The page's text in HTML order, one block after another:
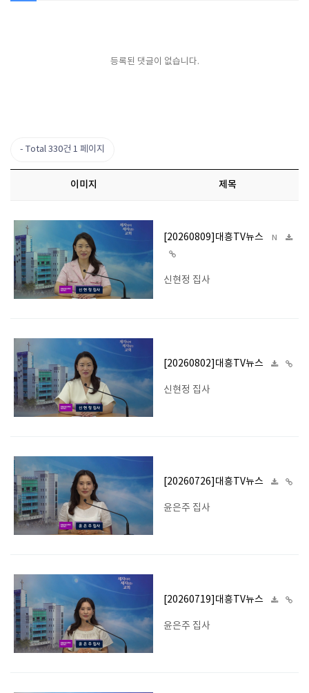
등록된 댓글이 없습니다.
Total 330건 1 페이지
이미지 제목
[20260809]대흥TV뉴스 N
신현정 집사
[20260802]대흥TV뉴스
신현정 집사
[20260726]대흥TV뉴스
윤은주 집사
[20260719]대흥TV뉴스
윤은주 집사